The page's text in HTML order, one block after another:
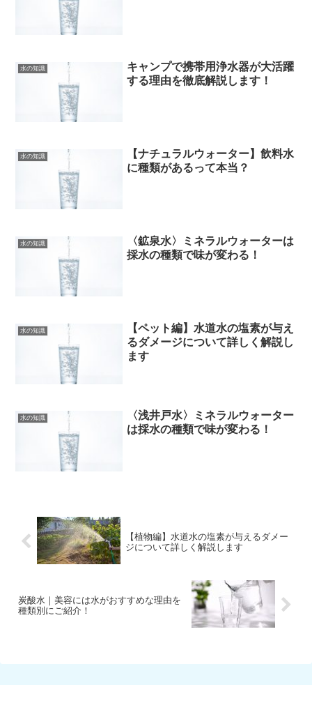
水の知識
キャンプで携帯用浄水器が大活躍
する理由を徹底解説します！
水の知識
【ナチュラルウォーター】飲料水
に種類があるって本当？
水の知識
〈鉱泉水〉ミネラルウォーターは
採水の種類で味が変わる！
水の知識
【ペット編】水道水の塩素が与え
るダメージについて詳しく解説し
ます
水の知識
〈浅井戸水〉ミネラルウォーター
は採水の種類で味が変わる！
【植物編】水道水の塩素が与えるダメー
ジについて詳しく解説します
炭酸水｜美容には水がおすすめな理由を
種類別にご紹介！